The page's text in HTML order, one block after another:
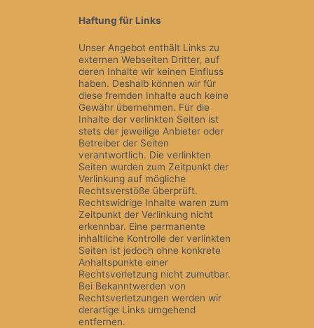
Haftung für Links
Unser Angebot enthält Links zu
externen Webseiten Dritter, auf
deren Inhalte wir keinen Einfluss
haben. Deshalb können wir für
diese fremden Inhalte auch keine
Gewähr übernehmen. Für die
Inhalte der verlinkten Seiten ist
stets der jeweilige Anbieter oder
Betreiber der Seiten
verantwortlich. Die verlinkten
Seiten wurden zum Zeitpunkt der
Verlinkung auf mögliche
Rechtsverstöße überprüft.
Rechtswidrige Inhalte waren zum
Zeitpunkt der Verlinkung nicht
erkennbar. Eine permanente
inhaltliche Kontrolle der verlinkten
Seiten ist jedoch ohne konkrete
Anhaltspunkte einer
Rechtsverletzung nicht zumutbar.
Bei Bekanntwerden von
Rechtsverletzungen werden wir
derartige Links umgehend
entfernen.